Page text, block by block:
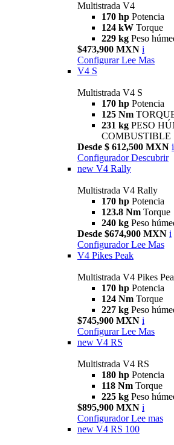
Multistrada V4
170 hp Potencia
124 kW Torque
229 kg Peso
$473,900 MXN i
Configurar Lee Mas
V4 S
Multistrada V4 S
170 hp Potencia
125 Nm
231 kg PESO
COMBUSTIBLE
Desde $ 612,500 MXN i
Configurador Descubrir
new V4 Rally
Multistrada V4 Rally
170 hp Potencia
123.8 Nm Torque
240 kg Peso
Desde $674,900 MXN i
Configurador Lee Mas
V4 Pikes Peak
Multistrada V4 Pikes
170 hp Potencia
124 Nm Torque
227 kg Peso
$745,900 MXN i
Configurar Lee Mas
new V4 RS
Multistrada V4 RS
180 hp Potencia
118 Nm Torque
225 kg Peso
$895,900 MXN i
Configurador Lee mas
new V4 RS 100